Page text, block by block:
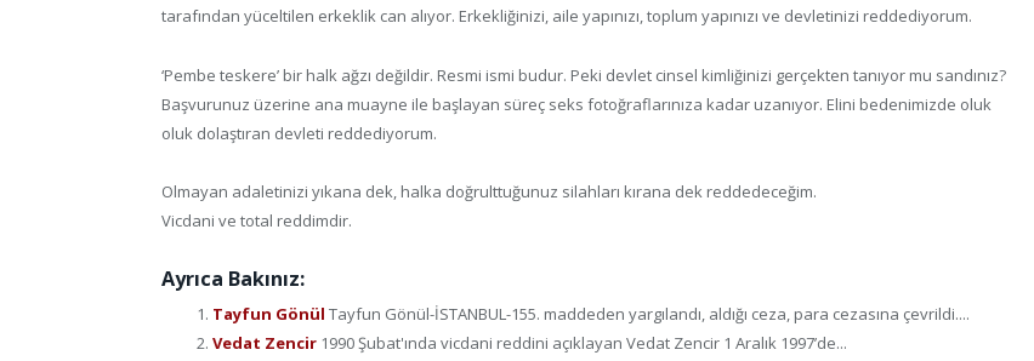
tarafından yüceltilen erkeklik can alıyor. Erkekliğinizi, aile yapınızı, toplum yapınızı ve devletinizi reddediyorum.
‘Pembe teskere’ bir halk ağzı değildir. Resmi ismi budur. Peki devlet cinsel kimliğinizi gerçekten tanıyor mu sandınız?
Başvurunuz üzerine ana muayne ile başlayan süreç seks fotoğraflarınıza kadar uzanıyor. Elini bedenimizde oluk
oluk dolaştıran devleti reddediyorum.
Olmayan adaletinizi yıkana dek, halka doğrulttuğunuz silahları kırana dek reddedeceğim.
Vicdani ve total reddimdir.
Ayrıca Bakınız:
Tayfun Gönül Tayfun Gönül-İSTANBUL-155. maddeden yargılandı, aldığı ceza, para cezasına çevrildi....
Vedat Zencir 1990 Şubat'ında vicdani reddini açıklayan Vedat Zencir 1 Aralık 1997’de...